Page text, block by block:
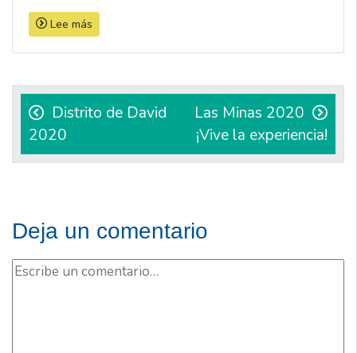
Lee más
Navegación
de
entradas
Distrito de David
2020
Las Minas 2020
¡Vive la experiencia!
Deja un comentario